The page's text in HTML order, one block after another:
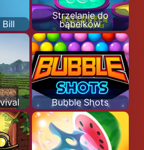
Strzelanie do
bąbelków
Bubble Shots